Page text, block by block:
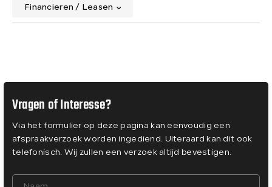
Financieren / Leasen
Vragen of Interesse?
Via het formulier op deze pagina kan eenvoudig een
afspraakverzoek worden ingediend. Uiteraard kan dit ook
telefonisch. Wij zullen een verzoek altijd bevestigen.